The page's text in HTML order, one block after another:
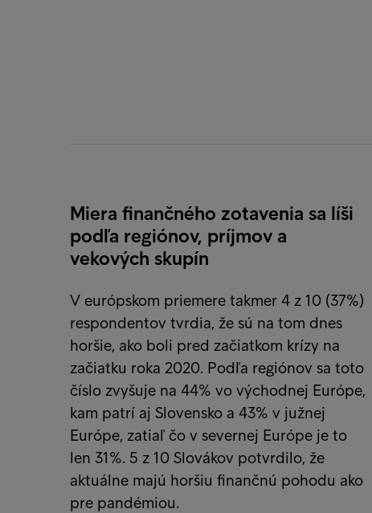
Miera finančného zotavenia sa líši
podľa regiónov, príjmov a
vekových skupín
V európskom priemere takmer 4 z 10 (37%)
respondentov tvrdia, že sú na tom dnes
horšie, ako boli pred začiatkom krízy na
začiatku roka 2020. Podľa regiónov sa toto
číslo zvyšuje na 44% vo východnej Európe,
kam patrí aj Slovensko a 43% v južnej
Európe, zatiaľ čo v severnej Európe je to
len 31%. 5 z 10 Slovákov potvrdilo, že
aktuálne majú horšiu finančnú pohodu ako
pre pandémiou.